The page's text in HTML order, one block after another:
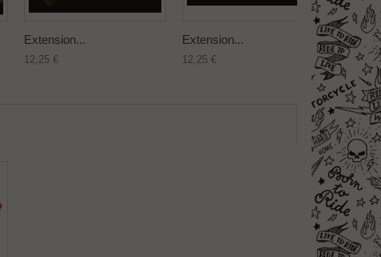
Extension...
12,25 €
Extension...
12,25 € 12,25 €